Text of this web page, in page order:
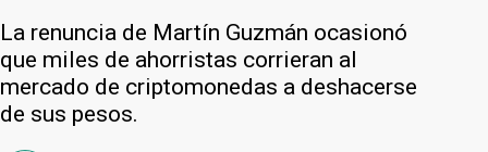
La renuncia de Martín Guzmán ocasionó
que miles de ahorristas corrieran al
mercado de criptomonedas a deshacerse
de sus pesos.